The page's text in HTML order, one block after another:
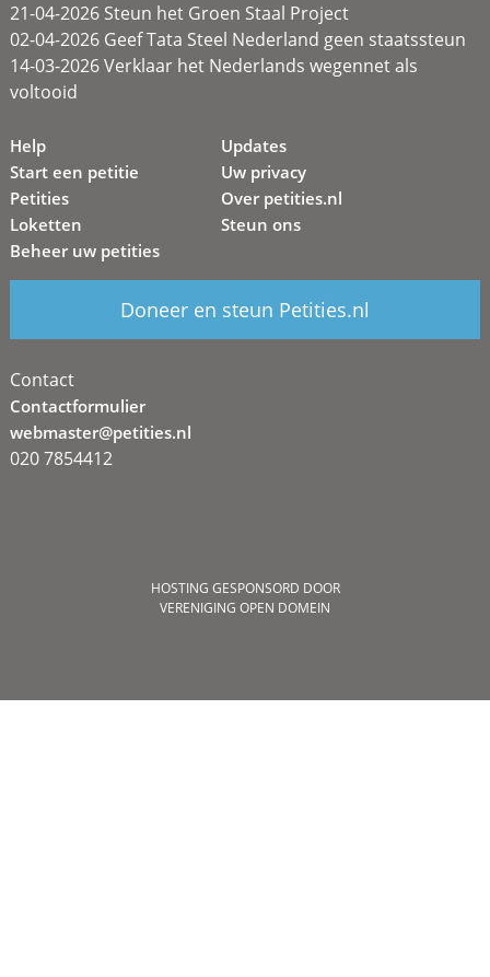
21-04-2026 Steun het Groen Staal Project
02-04-2026 Geef Tata Steel Nederland geen staatssteun
14-03-2026 Verklaar het Nederlands wegennet als
voltooid
Help
Start een petitie
Petities
Loketten
Beheer uw petities
Updates
Uw privacy
Over petities.nl
Steun ons
Doneer en steun Petities.nl
Contact
Contactformulier
webmaster@petities.nl
020 7854412
HOSTING GESPONSORD DOOR
VERENIGING OPEN DOMEIN